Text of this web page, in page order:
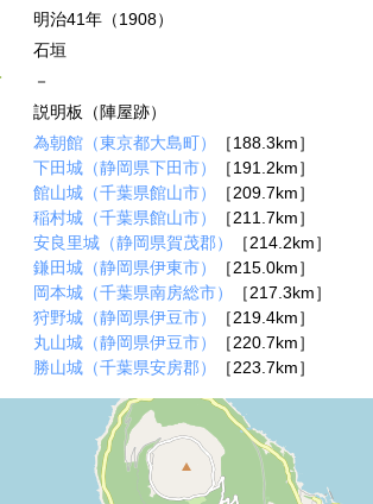
明治41年（1908）
石垣
－
説明板（陣屋跡）
為朝館（東京都大島町）
［188.3km］
下田城（静岡県下田市）
［191.2km］
館山城（千葉県館山市）
［209.7km］
稲村城（千葉県館山市）
［211.7km］
安良里城（静岡県賀茂郡）
［214.2km］
鎌田城（静岡県伊東市）
［215.0km］
岡本城（千葉県南房総市）
［217.3km］
狩野城（静岡県伊豆市）
［219.4km］
丸山城（静岡県伊豆市）
［220.7km］
勝山城（千葉県安房郡）
［223.7km］